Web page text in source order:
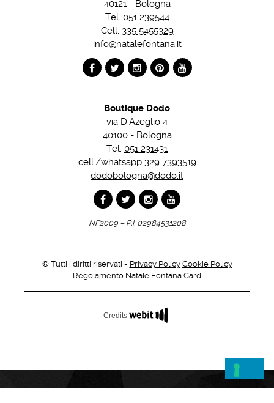
40121 - Bologna
Tel. 051 239544
Cell. 335 5455329
info@natalefontana.it
Boutique Dodo
via D'Azeglio 4
40100 - Bologna
Tel. 051 231431
cell./whatsapp 329 7393519
dodobologna@dodo.it
NF2009 – P.I. 02984531208
© Tutti i diritti riservati - Privacy Policy Cookie Policy
Regolamento Natale Fontana Card
Credits